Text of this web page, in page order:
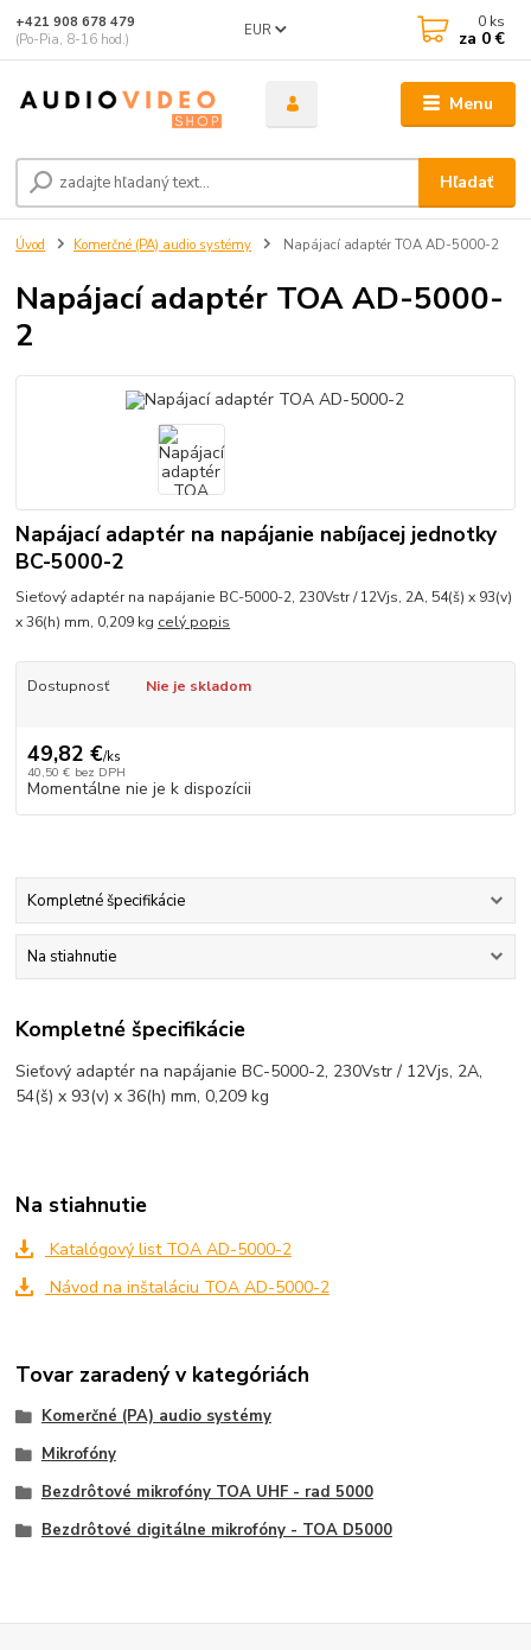
Menu
EUR
Hľadať
+421 908 678 479
(Po-Pia, 8-16 hod.)
0 ks
za 0 €
Úvod Komerčné (PA) audio systémy Napájací adaptér TOA AD-5000-2
Napájací adaptér TOA AD-5000-
2
Napájací adaptér na napájanie nabíjacej jednotky
BC-5000-2
Sieťový adaptér na napájanie BC-5000-2, 230Vstr / 12Vjs, 2A, 54(š) x 93(v)
x 36(h) mm, 0,209 kg celý popis
Dostupnosť Nie je skladom
49,82 €/ks
40,50 € bez DPH
Momentálne nie je k dispozícii
Kompletné špecifikácie
Na stiahnutie
Kompletné špecifikácie
Sieťový adaptér na napájanie BC-5000-2, 230Vstr / 12Vjs, 2A,
54(š) x 93(v) x 36(h) mm, 0,209 kg
Na stiahnutie
Katalógový list TOA AD-5000-2
Návod na inštaláciu TOA AD-5000-2
Tovar zaradený v kategóriách
Komerčné (PA) audio systémy
Mikrofóny
Bezdrôtové mikrofóny TOA UHF - rad 5000
Bezdrôtové digitálne mikrofóny - TOA D5000